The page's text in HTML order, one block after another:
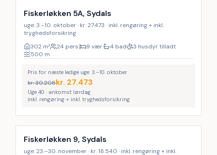
Fiskerløkken 5A, Sydals
uge: 3.–10. oktober · kr. 27.473 · inkl. rengøring + inkl.
tryghedsforsikring
302 m² 24 pers. 9 vær. 4 bad
3 husdyr tilladt
500 m
Pris for næste ledige uge: 3.–10. oktober
kr.30.208kr. 27.473
Uge 40 · ankomst lørdag
inkl. rengøring + inkl. tryghedsforsikring
Inkl. rengøring
Fiskerløkken 9, Sydals
uge: 23.–30. november · kr. 18.540 · inkl. rengøring + inkl.